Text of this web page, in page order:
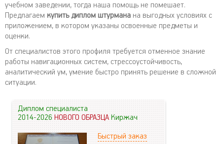
учебном заведении, тогда наша помощь не помешает.
Предлагаем купить диплом штурмана на выгодных условиях с
приложением, в котором указаны освоенные предметы и
оценки.
От специалистов этого профиля требуется отменное знание
работы навигационных систем, стрессоустойчивость,
аналитический ум, умение быстро принять решение в сложной
ситуации.
Диплом специалиста
2014-2026НОВОГО ОБРАЗЦАКиржач
Быстрый заказ